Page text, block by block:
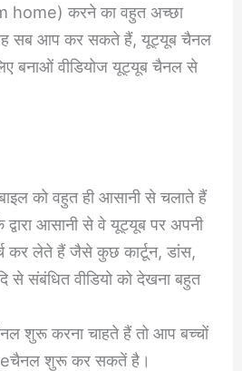
करने का वहुत अच्छा
सब आप कर सकते हैं, यूट्यूब चैनल
बनाओं वीडियोज यूट्यूब चैनल से
को वहुत ही आसानी से चलाते हैं
आसानी से वे यूट्यूब पर अपनी
कर लेते हैं जैसे कुछ कार्टून, डांस,
से संबंधित वीडियो को देखना बहुत
शुरू करना चाहते हैं तो आप बच्चों
शुरू कर सकतें है।